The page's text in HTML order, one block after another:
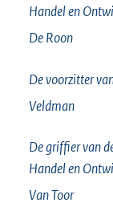
Handel en
De Roon
De voorzitter
Veldman
De griffier van
Handel en
Van Toor